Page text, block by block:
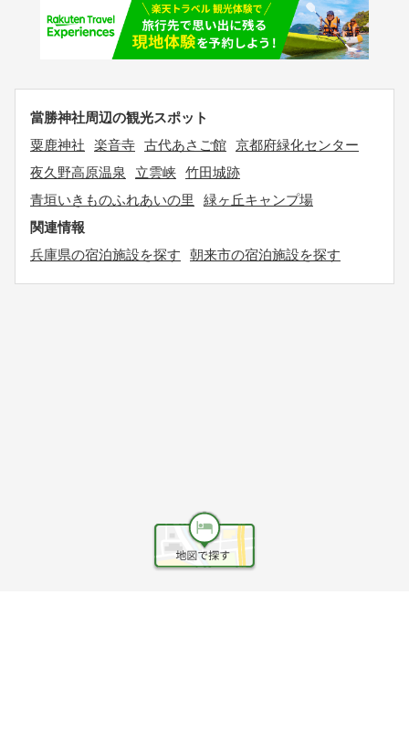
當勝神社周辺の観光スポット
粟鹿神社
楽音寺 古代あさご館 京都府緑化センター
夜久野高原温泉
立雲峡 竹田城跡
青垣いきものふれあいの里
緑ヶ丘キャンプ場
関連情報
兵庫県の宿泊施設を探す
朝来市の宿泊施設を探す